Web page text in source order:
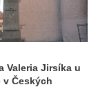
Valeria Jirsíka u
v Českých